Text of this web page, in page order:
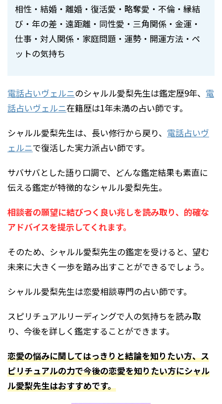
相性・結婚・離婚・復活愛・略奪愛・不倫・縁結
び・年の差・遠距離・同性愛・三角関係・金運・
仕事・対人関係・家庭問題・運勢・開運方法・ペ
ットの気持ち
電話占いヴェルニのシャルル愛梨先生は鑑定歴9年、 電
話占いヴェルニ在籍歴は1年未満の占い師です。
シャルル愛梨先生は、長い修行から戻り、 電話占いヴ
ェルニで復活した実力派占い師です。
サバサバとした語り口調で、どんな鑑定結果も素直に
伝える鑑定が特徴的なシャルル愛梨先生。
相談者の願望に結びつく良い兆しを読み取り、的確な
アドバイスを提示してくれます。
そのため、シャルル愛梨先生の鑑定を受けると、望む
未来に大きく一歩を踏み出すことができるでしょう。
シャルル愛梨先生は恋愛相談専門の占い師です。
スピリチュアルリーディングで人の気持ちを読み取
り、今後を詳しく鑑定することができます。
恋愛の悩みに関してはっきりと結論を知りたい方、ス
ピリチュアルの力で今後の恋愛を知りたい方にシャル
ル愛梨先生はおすすめです。